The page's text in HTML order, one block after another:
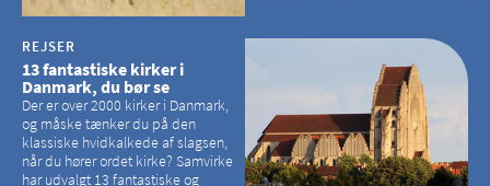
REJSER
13 fantastiske kirker i
Danmark, du bør se
Der er over 2000 kirker i Danmark,
og måske tænker du på den
klassiske hvidkalkede af slagsen,
når du hører ordet kirke? Samvirke
har udvalgt 13 fantastiske og